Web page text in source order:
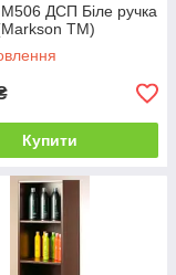
М506 ДСП Біле ручка
TM)
Купити